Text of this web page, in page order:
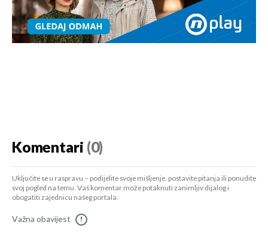
Komentari (0)
Uključite se u raspravu – podijelite svoje mišljenje, postavite pitanja ili ponudite
svoj pogled na temu. Vaš komentar može potaknuti zanimljiv dijalog i
obogatiti zajednicu našeg portala.
Važna obavijest !